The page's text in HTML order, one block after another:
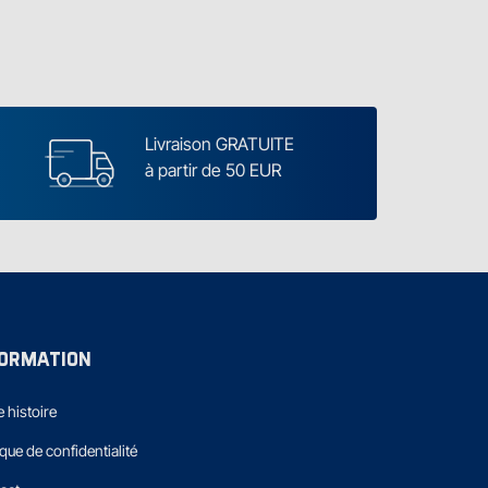
Livraison GRATUITE
à partir de 50 EUR
histoire
de confidentialité